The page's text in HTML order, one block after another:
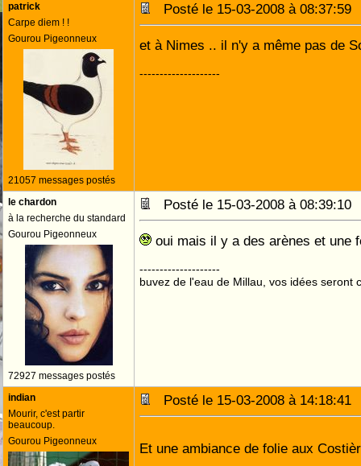
patrick
Carpe diem ! !
Gourou Pigeonneux
21057 messages postés
Posté le 15-03-2008 à
et à Nimes .. il n'y a même pas de
--------------------
le chardon
à la recherche du standard
Gourou Pigeonneux
72927 messages postés
Posté le 15-03-2008 à
oui mais il y a des arènes et une
--------------------
buvez de l'eau de Millau, vos idées seront
indian
Mourir, c'est partir
beaucoup.
Gourou Pigeonneux
Posté le 15-03-2008 à
Et une ambiance de folie aux